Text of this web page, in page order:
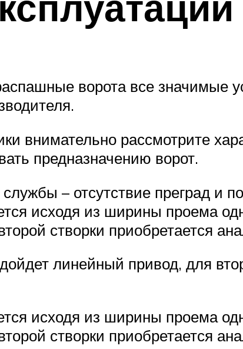
ворота все значимые
внимательно рассмотрите
предназначению ворот.
– отсутствие преград и
исходя из ширины проема
створки приобретается
линейный привод, для
исходя из ширины проема
створки приобретается